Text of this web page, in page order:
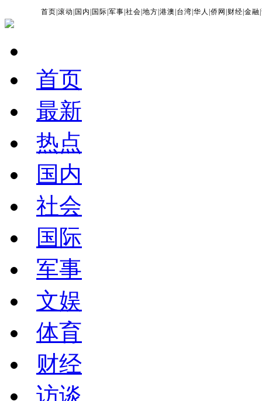
首页 |滚动 国内 国际 |军事 |社会 |地方 |港澳 台湾 |华人 |侨网 财经 |金融 |
首页
最新
热点
国内
社会
国际
军事
文娱
体育
财经
访谈